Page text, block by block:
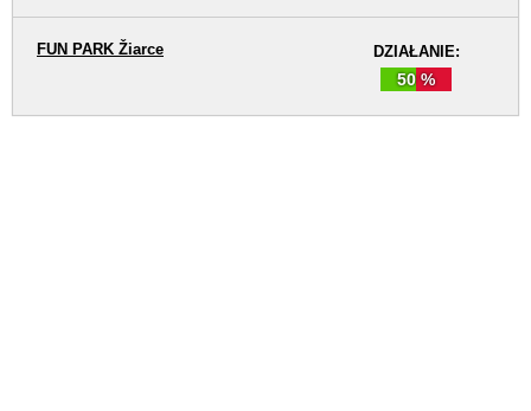
DZIAŁANIE:
50 %
FUN PARK Žiarce